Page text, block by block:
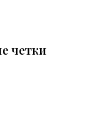
четки